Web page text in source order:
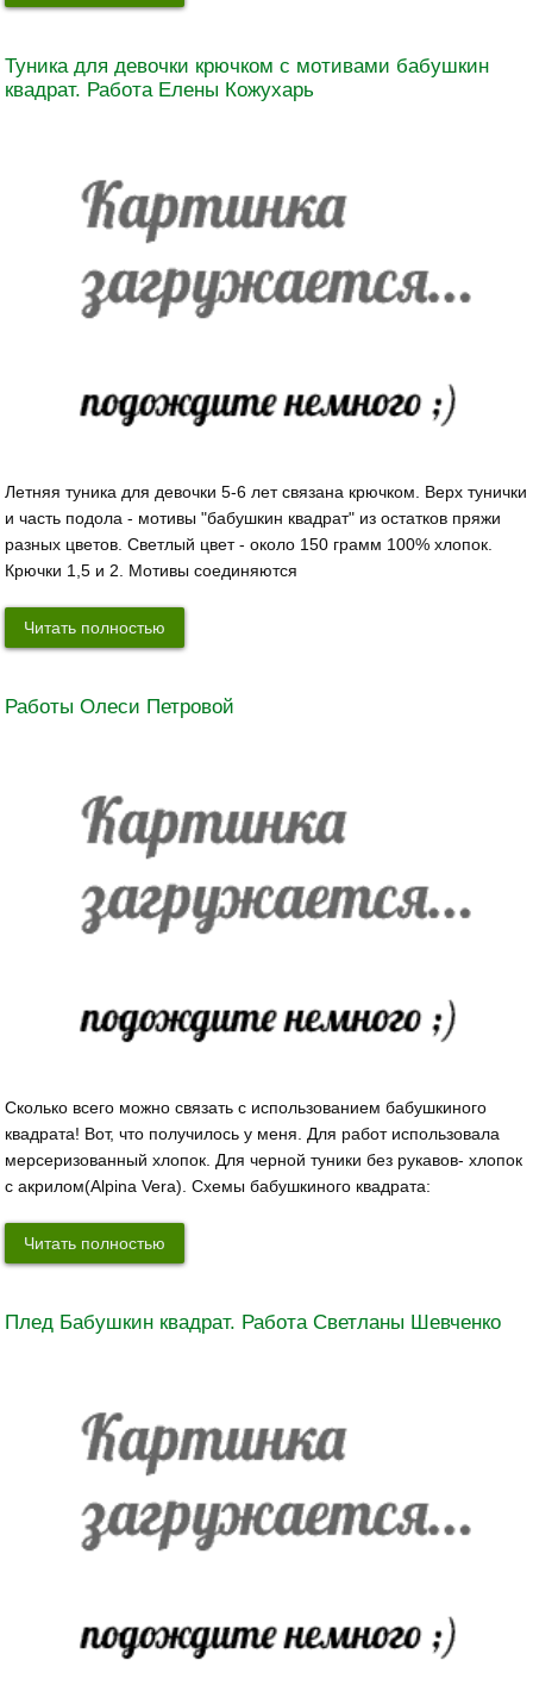
Туника для девочки крючком с мотивами бабушкин
квадрат. Работа Елены Кожухарь
Летняя туника для девочки 5-6 лет связана крючком. Верх тунички
и часть подола - мотивы "бабушкин квадрат" из остатков пряжи
разных цветов. Светлый цвет - около 150 грамм 100% хлопок.
Крючки 1,5 и 2. Мотивы соединяются
Читать полностью
Работы Олеси Петровой
Сколько всего можно связать с использованием бабушкиного
квадрата! Вот, что получилось у меня. Для работ использовала
мерсеризованный хлопок. Для черной туники без рукавов- хлопок
с акрилом(Alpina Vera). Схемы бабушкиного квадрата:
Читать полностью
Плед Бабушкин квадрат. Работа Светланы Шевченко